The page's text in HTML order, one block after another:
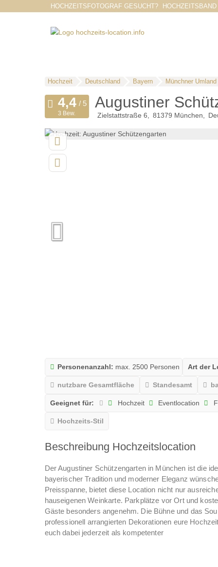
HOCHZEITSFOTOGRAF GESUCHT?
Hochzeit Deutschland Bayern Münchner Umland
Augustiner
Zielstattstraße 6 81379 München
3 Bew.
Personenanzahl: max. 2500 Personen Art der
nutzbare Gesamtfläche Standesamt
Geeignet für: Hochzeit Eventlocation
Hochzeits-Stil
Beschreibung Hochzeitslocation
Der Augustiner Schützengarten in München ist die
bayerischer Tradition und moderner Eleganz
Preisspanne, bietet diese Location nicht nur
hauseigenen Weinkarte. Parkplätze vor Ort und
Gäste besonders angenehm. Die Bühne und das
professionell arrangierten Dekorationen eure
euch dabei jederzeit als kompetenter